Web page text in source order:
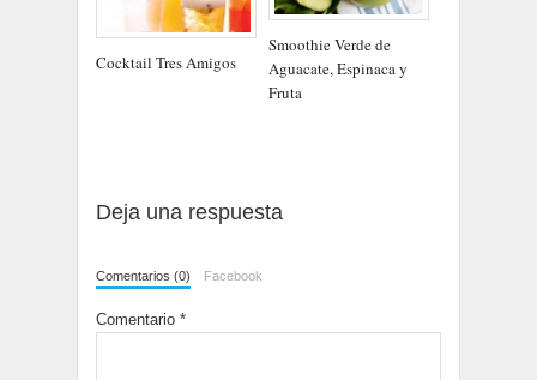
Cocktail Tres Amigos
Smoothie Verde de
Aguacate, Espinaca y
Fruta
Deja una respuesta
Comentarios (0) Facebook
Comentario *